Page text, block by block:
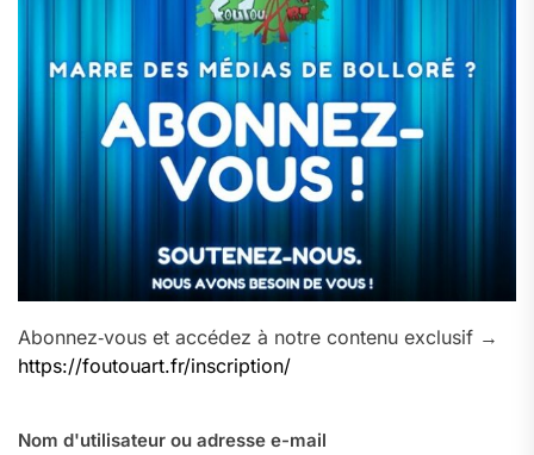
Abonnez‑vous et accédez à notre contenu exclusif →
https://foutouart.fr/inscription/
Nom d'utilisateur ou adresse e-mail